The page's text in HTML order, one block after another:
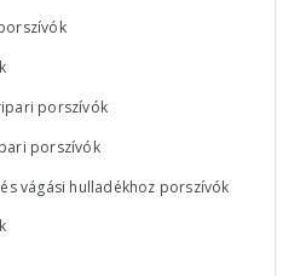
porszívók
porszívók
vágási hulladékhoz porszívók